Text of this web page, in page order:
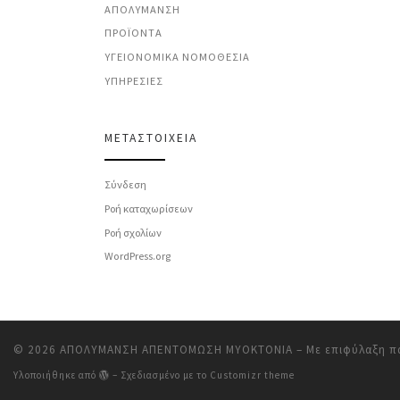
ΑΠΟΛΎΜΑΝΣΗ
ΠΡΟΪΌΝΤΑ
ΥΓΕΙΟΝΟΜΙΚΆ ΝΟΜΟΘΕΣΊΑ
ΥΠΗΡΕΣΊΕΣ
ΜΕΤΑΣΤΟΙΧΕΊΑ
Σύνδεση
Ροή καταχωρίσεων
Ροή σχολίων
WordPress.org
© 2026 ΑΠΟΛΥΜΑΝΣΗ ΑΠΕΝΤΟΜΩΣΗ ΜΥΟΚΤΟΝΙΑ – Με επιφύλαξη
Υλοποιήθηκε από – Σχεδιασμένο με το Customizr theme